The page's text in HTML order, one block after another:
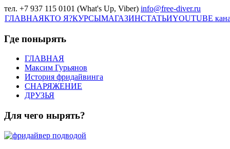
тел. +7 937 115 0101 (What's Up, Viber) info@free-diver.ru
ГЛАВНАЯКТО Я?КУРСЫМАГАЗИНСТАТЬИYOUTUBE
Где понырять
ГЛАВНАЯ
Максим Гурьянов
История фридайвинга
СНАРЯЖЕНИЕ
ДРУЗЬЯ
Для чего нырять?